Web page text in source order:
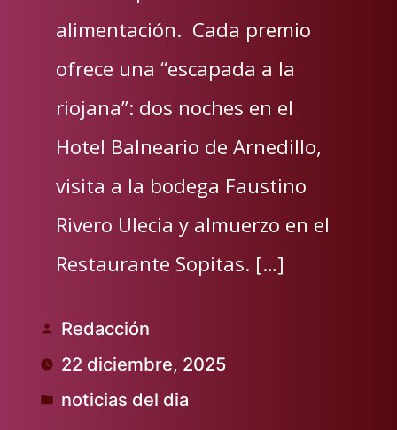
alimentación. Cada premio
ofrece una “escapada a la
riojana”: dos noches en el
Hotel Balneario de Arnedillo,
visita a la bodega Faustino
Rivero Ulecia y almuerzo en el
Restaurante Sopitas. […]
Publicado
por
Redacción
22 diciembre, 2025
Publicado
noticias del dia